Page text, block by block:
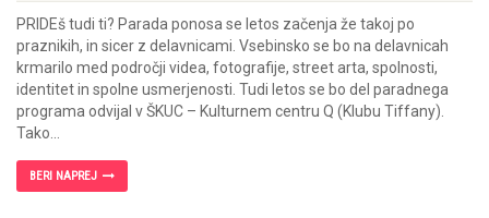
PRIDEš tudi ti? Parada ponosa se letos začenja že takoj po
praznikih, in sicer z delavnicami. Vsebinsko se bo na delavnicah
krmarilo med področji videa, fotografije, street arta, spolnosti,
identitet in spolne usmerjenosti. Tudi letos se bo del paradnega
programa odvijal v ŠKUC – Kulturnem centru Q (Klubu Tiffany).
Tako...
BERI NAPREJ